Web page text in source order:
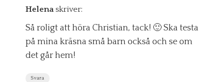
Helena skriver:
Så roligt att höra Christian, tack! 🙂 Ska testa
på mina kräsna små barn också och se om
det går hem!
Svara